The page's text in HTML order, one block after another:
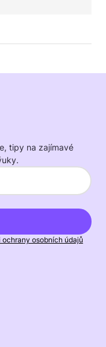
tipy na zajímavé
ochrany osobních údajů